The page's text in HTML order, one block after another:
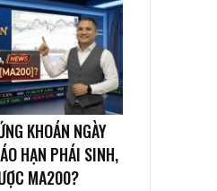
KHOÁN NGÀY
HẠN PHÁI SINH,
MA200?